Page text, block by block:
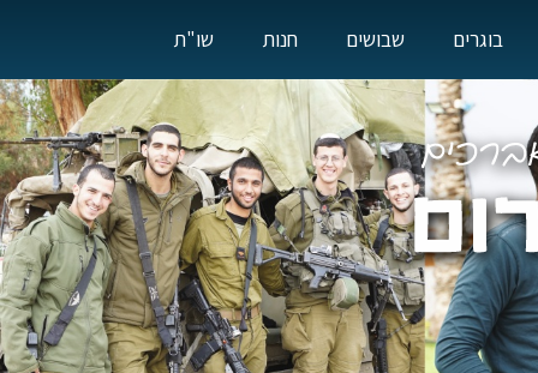
בוגרים שבושים חנות שו"ת